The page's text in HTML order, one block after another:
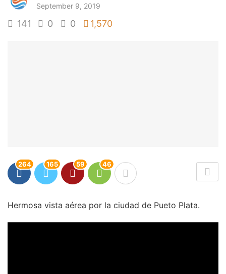
September 9, 2019
141 0 0 1,570
264 165 59 46
Hermosa vista aérea por la ciudad de Pueto Plata.